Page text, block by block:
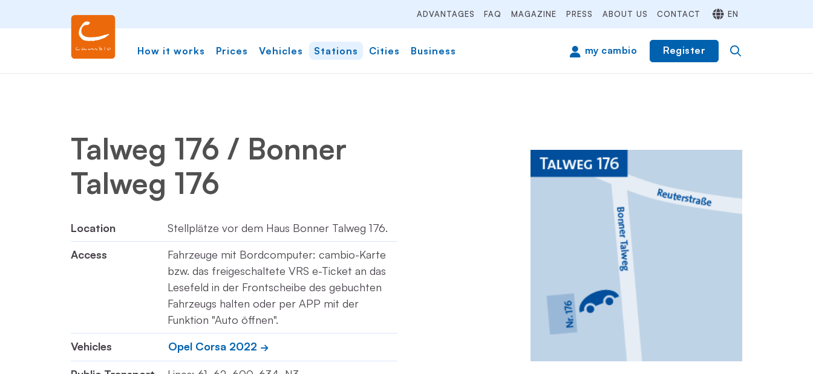
ADVANTAGES FAQ MAGAZINE PRESS ABOUT US CONTACT EN
How it works Prices Vehicles Stations Cities Business my cambio Register
Talweg 176 / Bonner
Talweg 176
Location
Stellplätze vor dem Haus Bonner Talweg 176.
Access
Fahrzeuge mit Bordcomputer: cambio-Karte
bzw. das freigeschaltete VRS e-Ticket an das
Lesefeld in der Frontscheibe des gebuchten
Fahrzeugs halten oder per APP mit der
Funktion "Auto öffnen".
Vehicles
Opel Corsa 2022